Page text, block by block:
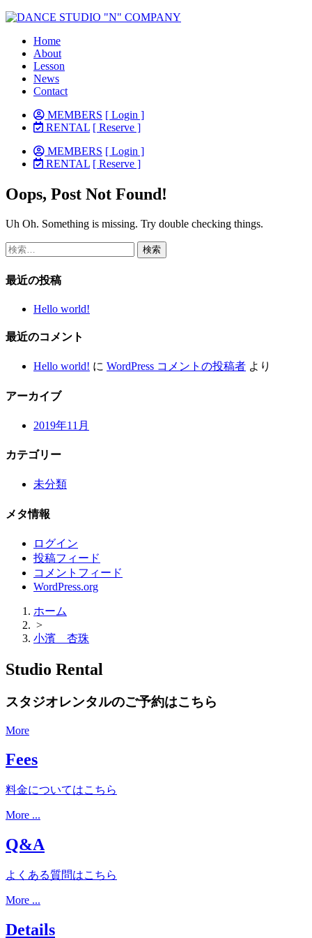
Home
About
Lesson
News
Contact
MEMBERS [ Login ]
RENTAL [ Reserve ]
MEMBERS [ Login ]
RENTAL [ Reserve ]
Oops, Post Not Found!
Uh Oh. Something is missing. Try double checking things.
検
最近の投稿
Hello world!
最近のコメント
Hello world! に WordPress コメントの投稿者 より
アーカイブ
2019年11月
カテゴリー
未分類
メタ情報
ログイン
投稿フィード
コメントフィード
WordPress.org
ホーム
>
小濱 杏珠
Studio Rental
スタジオレンタルのご予約はこちら
More
Fees
料金についてはこちら
More ...
Q&A
よくある質問はこちら
More ...
Details